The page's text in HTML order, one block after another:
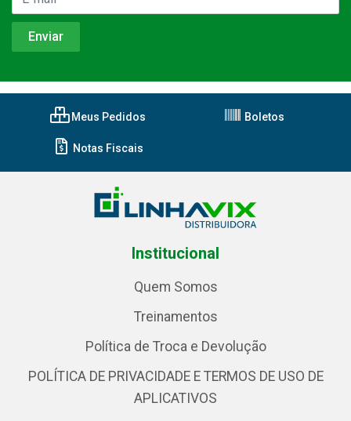
Meus Pedidos Boletos
Notas Fiscais
Institucional
Quem Somos
Treinamentos
Política de Troca e Devolução
POLÍTICA DE PRIVACIDADE E TERMOS DE USO DE
APLICATIVOS